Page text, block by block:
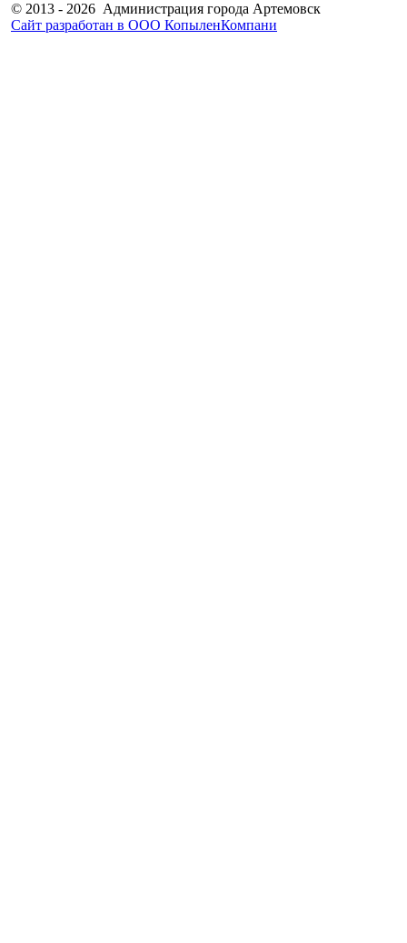
© 2013 - 2026 Администрация города Артемовск
Сайт разработан в ООО КопыленКомпани